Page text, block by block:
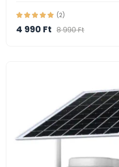
(2)
4 990 Ft 8 990 Ft